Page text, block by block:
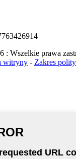
Wszelkie prawa
witryny - Zakres